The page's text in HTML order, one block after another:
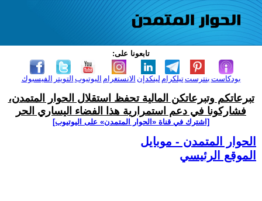
تابعونا على:
الفيسبوك التويتر اليوتيوب الانستغرام لينكدإن تيلكرامبنترست بودكاست
تبرعاتكم وتبرعاتكن المالية تحفظ استقلال الحوار المتمدن،
فشاركونا في دعم استمرارية هذا الفضاء اليساري الحر
[اشترك في قناة ‫«الحوار المتمدن» على اليوتيوب]
الحوار المتمدن - موبايل
الموقع الرئيسي